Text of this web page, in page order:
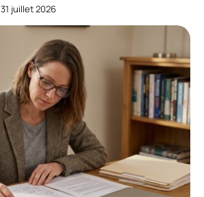
31 juillet 2026